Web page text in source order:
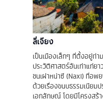
ลี่เจียง
เป็นเมืองเล็กๆ ที่ตั้งอยู่ท่
ประวัติศาสตร์อันเก่าแก่ย
ชนเผ่าหน่าซี (Naxi) ที่อพ
ด้วยเรื่องขนบธรรมเนียม
เอกลักษณ์ โดยมีโครงส